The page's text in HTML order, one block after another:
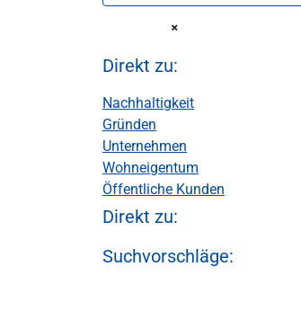
Direkt zu:
Nachhaltigkeit
Gründen
Unternehmen
Wohneigentum
Öffentliche Kunden
Direkt zu:
Suchvorschläge: